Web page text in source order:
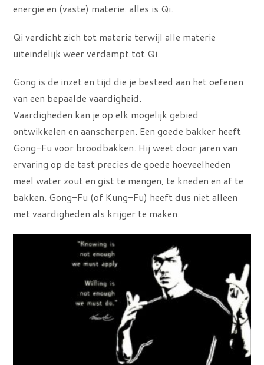
energie en (vaste) materie: alles is Qi.
Qi verdicht zich tot materie terwijl alle materie
uiteindelijk weer verdampt tot Qi.
Gong is de inzet en tijd die je besteed aan het oefenen
van een bepaalde vaardigheid.
Vaardigheden kan je op elk mogelijk gebied
ontwikkelen en aanscherpen. Een goede bakker heeft
Gong-Fu voor broodbakken. Hij weet door jaren van
ervaring op de tast precies de goede hoeveelheden
meel water zout en gist te mengen, te kneden en af te
bakken. Gong-Fu (of Kung-Fu) heeft dus niet alleen
met vaardigheden als krijger te maken.